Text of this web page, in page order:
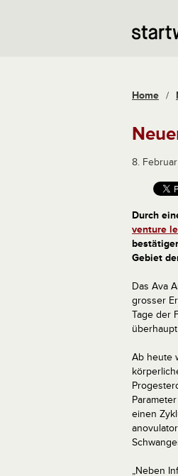
Home /
8.
Durch
venture
Gebiet
Das Ava
grosser
Tage der
Ab heute
einen
„Neben